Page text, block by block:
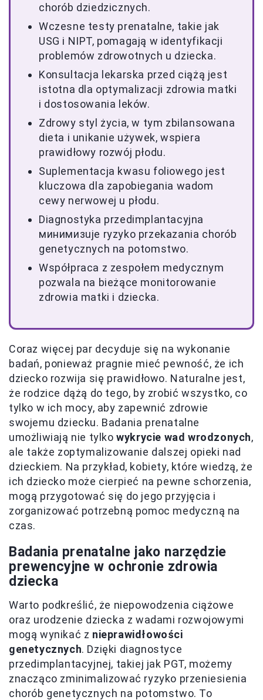
chorób dziedzicznych.
Wczesne testy prenatalne, takie jak
USG i NIPT, pomagają w identyfikacji
problemów zdrowotnych u dziecka.
Konsultacja lekarska przed ciążą jest
istotna dla optymalizacji zdrowia matki
i dostosowania leków.
Zdrowy styl życia, w tym zbilansowana
dieta i unikanie używek, wspiera
prawidłowy rozwój płodu.
Suplementacja kwasu foliowego jest
kluczowa dla zapobiegania wadom
cewy nerwowej u płodu.
Diagnostyka przedimplantacyjna
минимизuje ryzyko przekazania chorób
genetycznych na potomstwo.
Współpraca z zespołem medycznym
pozwala na bieżące monitorowanie
zdrowia matki i dziecka.
Coraz więcej par decyduje się na wykonanie
badań, ponieważ pragnie mieć pewność, że ich
dziecko rozwija się prawidłowo. Naturalne jest,
że rodzice dążą do tego, by zrobić wszystko, co
tylko w ich mocy, aby zapewnić zdrowie
swojemu dziecku. Badania prenatalne
umożliwiają nie tylkowykrycie wad wrodzonych,
ale także zoptymalizowanie dalszej opieki nad
dzieckiem. Na przykład, kobiety, które wiedzą, że
ich dziecko może cierpieć na pewne schorzenia,
mogą przygotować się do jego przyjęcia i
zorganizować potrzebną pomoc medyczną na
czas.
Badania prenatalne jako narzędzie
prewencyjne w ochronie zdrowia
dziecka
Warto podkreślić, że niepowodzenia ciążowe
oraz urodzenie dziecka z wadami rozwojowymi
mogą wynikać z nieprawidłowości
genetycznych. Dzięki diagnostyce
przedimplantacyjnej, takiej jak PGT, możemy
znacząco zminimalizować ryzyko przeniesienia
chorób genetycznych na potomstwo. To